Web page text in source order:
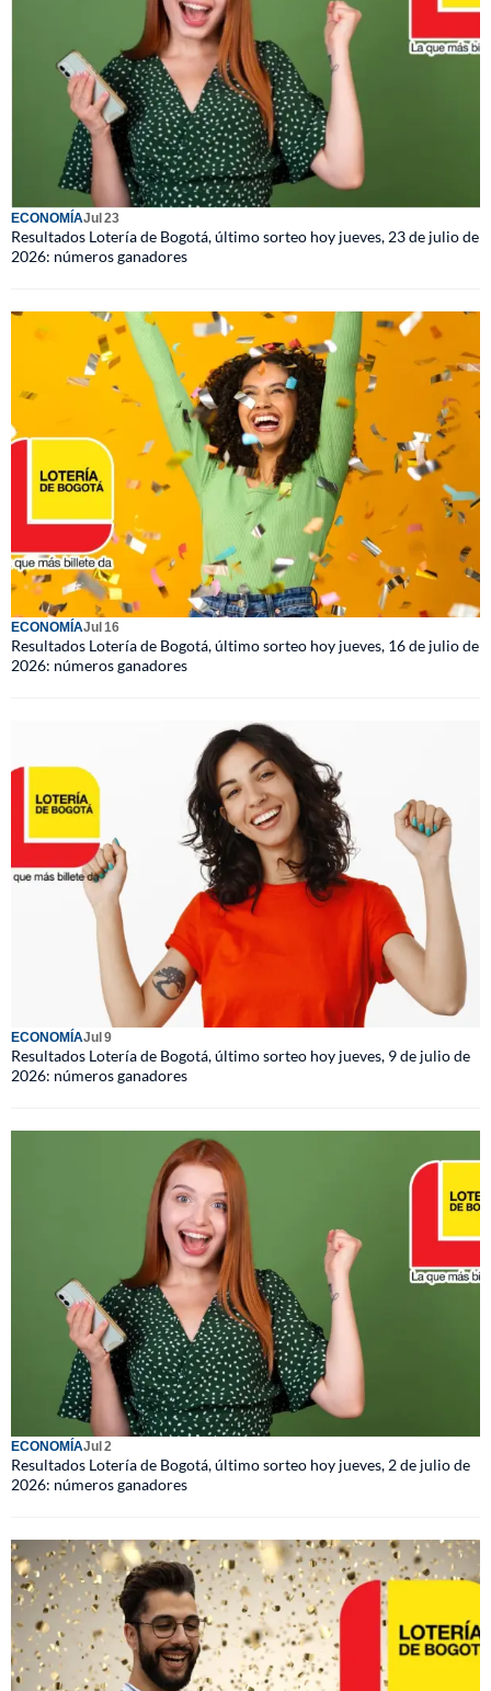
ECONOMÍAJul 23
Resultados Lotería de Bogotá, último sorteo hoy jueves, 23 de julio de
2026: números ganadores
ECONOMÍAJul 16
Resultados Lotería de Bogotá, último sorteo hoy jueves, 16 de julio de
2026: números ganadores
ECONOMÍAJul 9
Resultados Lotería de Bogotá, último sorteo hoy jueves, 9 de julio de
2026: números ganadores
ECONOMÍAJul 2
Resultados Lotería de Bogotá, último sorteo hoy jueves, 2 de julio de
2026: números ganadores